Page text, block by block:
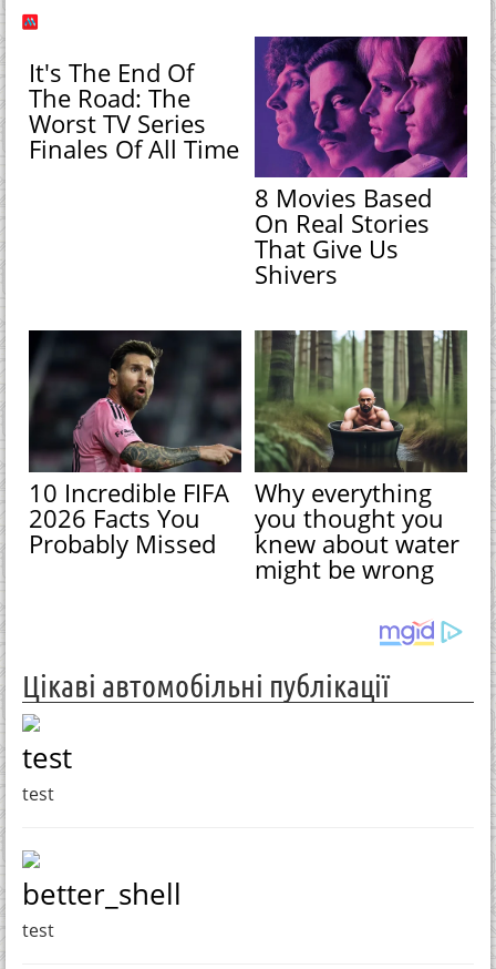
It's The End Of
The Road: The
Worst TV Series
Finales Of All Time
8 Movies Based
On Real Stories
That Give Us
Shivers
10 Incredible FIFA
2026 Facts You
Probably Missed
Why everything
you thought you
knew about water
might be wrong
Цікаві автомобільні публікації
test
test
better_shell
test